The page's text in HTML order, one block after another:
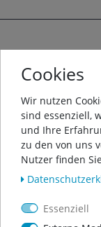
ÜBER UNS
Cookies
Wir nutzen
sind essenziell,
und Ihre
zu den von uns
Nutzer finden
Essenziell